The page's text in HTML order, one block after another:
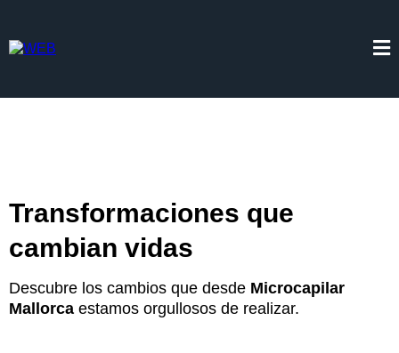
Transformaciones que
cambian vidas
Descubre los cambios que desde Microcapilar
Mallorca estamos orgullosos de realizar.